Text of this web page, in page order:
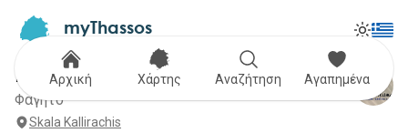
myThassos
Palio klisma
Φαγητό
Skala Kallirachis
Αρχική Χάρτης Αναζήτηση Αγαπημένα